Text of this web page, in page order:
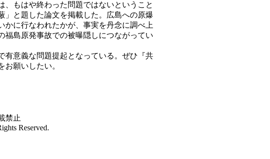
もはや終わった問題ではないということ
」と題した論文を掲載した。広島への原爆
に行なわれたかが、事実を丹念に調べ上
福島原発事故での被曝隠しにつながってい
意義な問題提起となっている。ぜひ『共
願いしたい。
禁止
Reserved.